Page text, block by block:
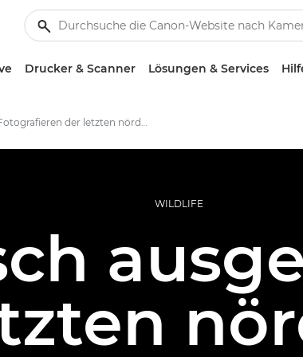
Drucker & Scanner Lösungen & Services
Fotografieren der letzten nördlichen Breitmaulnashörner
WILDLIFE